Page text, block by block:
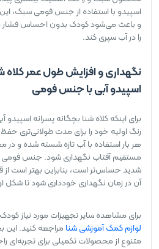
اسپیدو با استفاده از جنس فومی سبک،
و باعث می‌شود کودک بدون احساس فشار
را در آب سپری کند.
نگهداری و افزایش طول عمر کلاه
اسپیدو آبی با جنس فومی
برای اینکه کلاه شنا بچگانه پسرانه
رنگ اولیه خود را برای مدت طولانی‌تری
هر بار استفاده با آب تازه شسته شده و
مستقیم آفتاب نگهداری شود. جنس
شدید حساس‌تر است، بنابراین بهتر است
آن در زمان نگهداری خودداری شود تا شکل
برای مشاهده سایر تجهیزات مورد نیاز
لوازم کمک آموزشی شنامراجعه کنید.
متنوع از محصولات تکمیلی برای تجربه‌ای